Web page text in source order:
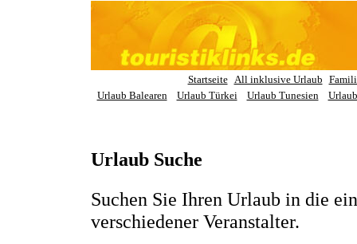
Startseite All inklusive Urlaub
Urlaub Balearen
Urlaub Türkei Urlaub Tunesien
Urlaub Suche
Suchen Sie Ihren Urlaub in die
verschiedener Veranstalter.